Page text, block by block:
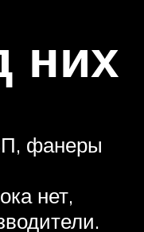
них
фанеры
нет,